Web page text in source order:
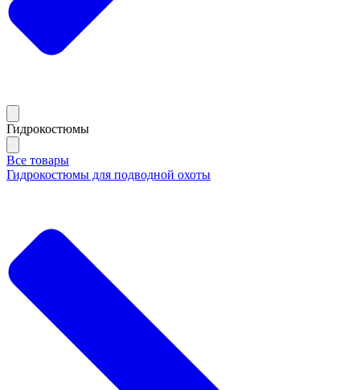
Гидрокостюмы
Все товары
Гидрокостюмы для подводной охоты